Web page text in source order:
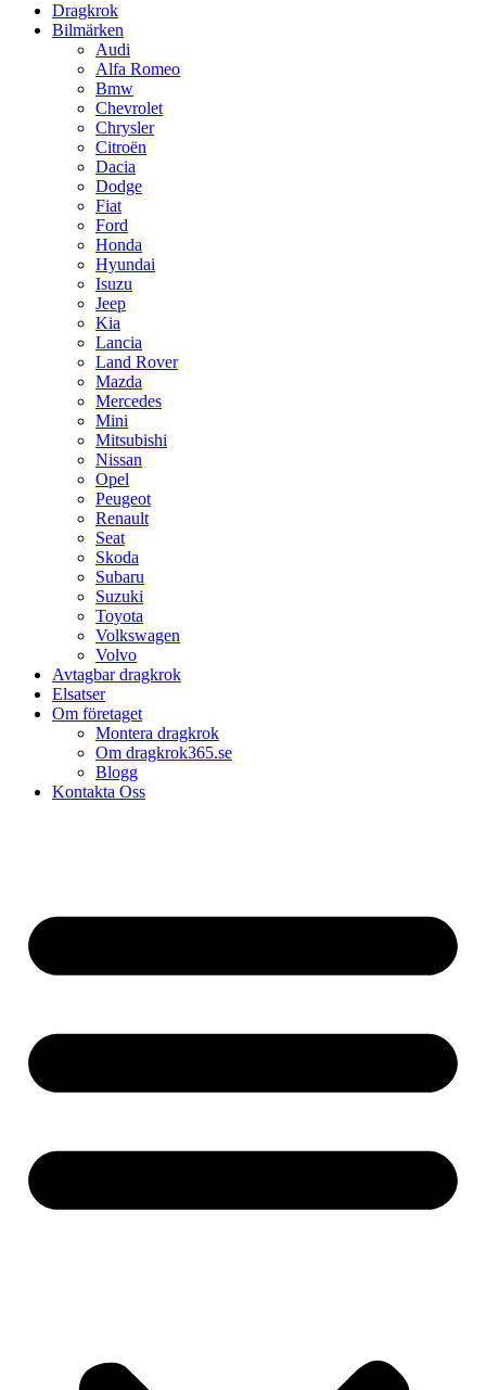
Dragkrok
Bilmärken
Audi
Alfa Romeo
Bmw
Chevrolet
Chrysler
Citroën
Dacia
Dodge
Fiat
Ford
Honda
Hyundai
Isuzu
Jeep
Kia
Lancia
Land Rover
Mazda
Mercedes
Mini
Mitsubishi
Nissan
Opel
Peugeot
Renault
Seat
Skoda
Subaru
Suzuki
Toyota
Volkswagen
Volvo
Avtagbar dragkrok
Elsatser
Om företaget
Montera dragkrok
Om dragkrok365.se
Blogg
Kontakta Oss